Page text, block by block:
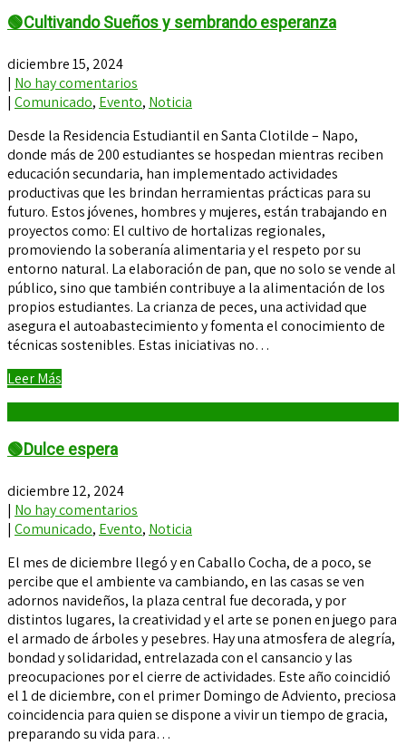
🟢Cultivando Sueños y sembrando esperanza
diciembre 15, 2024
| No hay comentarios
| Comunicado, Evento, Noticia
Desde la Residencia Estudiantil en Santa Clotilde – Napo,
donde más de 200 estudiantes se hospedan mientras reciben
educación secundaria, han implementado actividades
productivas que les brindan herramientas prácticas para su
futuro. Estos jóvenes, hombres y mujeres, están trabajando en
proyectos como: El cultivo de hortalizas regionales,
promoviendo la soberanía alimentaria y el respeto por su
entorno natural. La elaboración de pan, que no solo se vende al
público, sino que también contribuye a la alimentación de los
propios estudiantes. La crianza de peces, una actividad que
asegura el autoabastecimiento y fomenta el conocimiento de
técnicas sostenibles. Estas iniciativas no…
Leer Más
🟢Dulce espera
diciembre 12, 2024
| No hay comentarios
| Comunicado, Evento, Noticia
El mes de diciembre llegó y en Caballo Cocha, de a poco, se
percibe que el ambiente va cambiando, en las casas se ven
adornos navideños, la plaza central fue decorada, y por
distintos lugares, la creatividad y el arte se ponen en juego para
el armado de árboles y pesebres. Hay una atmosfera de alegría,
bondad y solidaridad, entrelazada con el cansancio y las
preocupaciones por el cierre de actividades. Este año coincidió
el 1 de diciembre, con el primer Domingo de Adviento, preciosa
coincidencia para quien se dispone a vivir un tiempo de gracia,
preparando su vida para…